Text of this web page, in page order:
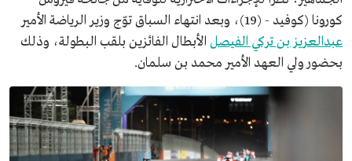
كورونا (كوفيد - (19)، وبعد انتهاء السباق توّج وزير الرياضة الأمير
عبدالعزيز بن تركي الفيصل الأبطال الفائزين بلقب البطولة، وذلك
بحضور ولي العهد الأمير محمد بن سلمان.